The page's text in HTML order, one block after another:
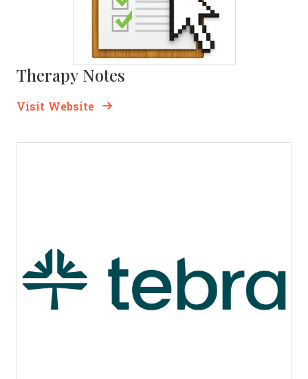
Therapy Notes
Visit WebsiteOpens New Window